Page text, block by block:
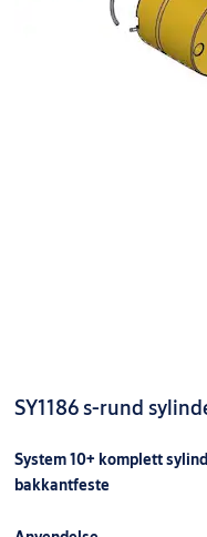
SY1186 s-rund
System 10+ komplett
bakkantfeste